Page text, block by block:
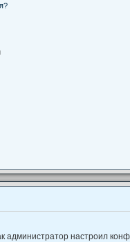
администратор настроил